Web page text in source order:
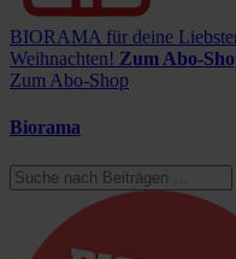
BIORAMA für deine
Weihnachten! Zum Abo-
Zum Abo-Shop
Biorama